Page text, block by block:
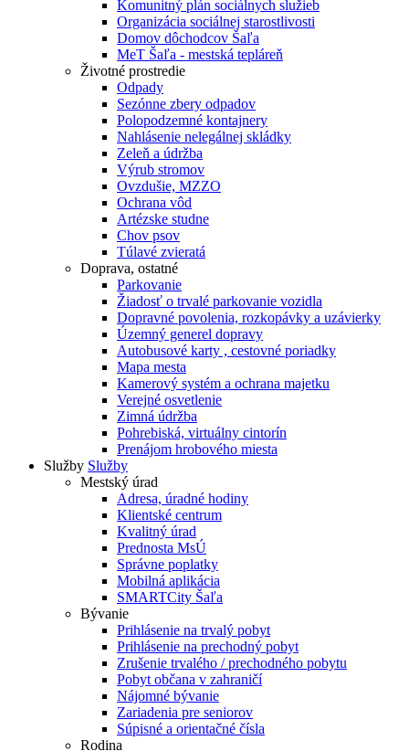
Komunitný plán sociálnych služieb
Organizácia sociálnej starostlivosti
Domov dôchodcov Šaľa
MeT Šaľa - mestská tepláreň
Životné prostredie
Odpady
Sezónne zbery odpadov
Polopodzemné kontajnery
Nahlásenie nelegálnej skládky
Zeleň a údržba
Výrub stromov
Ovzdušie, MZZO
Ochrana vôd
Artézske studne
Chov psov
Túlavé zvieratá
Doprava, ostatné
Parkovanie
Žiadosť o trvalé parkovanie vozidla
Dopravné povolenia, rozkopávky a uzávierky
Územný generel dopravy
Autobusové karty , cestovné poriadky
Mapa mesta
Kamerový systém a ochrana majetku
Verejné osvetlenie
Zimná údržba
Pohrebiská, virtuálny cintorín
Prenájom hrobového miesta
Služby Služby
Mestský úrad
Adresa, úradné hodiny
Klientské centrum
Kvalitný úrad
Prednosta MsÚ
Správne poplatky
Mobilná aplikácia
SMARTCity Šaľa
Bývanie
Prihlásenie na trvalý pobyt
Prihlásenie na prechodný pobyt
Zrušenie trvalého / prechodného pobytu
Pobyt občana v zahraničí
Nájomné bývanie
Zariadenia pre seniorov
Súpisné a orientačné čísla
Rodina